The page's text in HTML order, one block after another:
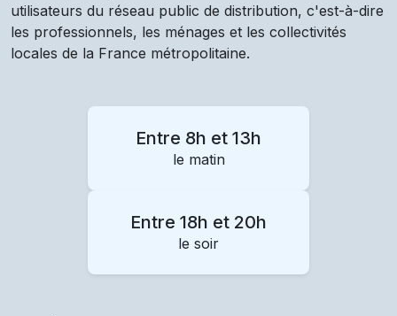
utilisateurs du réseau public de distribution, c'est-à-dire
les professionnels, les ménages et les collectivités
locales de la France métropolitaine.
Entre 8h et 13h
le matin
Entre 18h et 20h
le soir